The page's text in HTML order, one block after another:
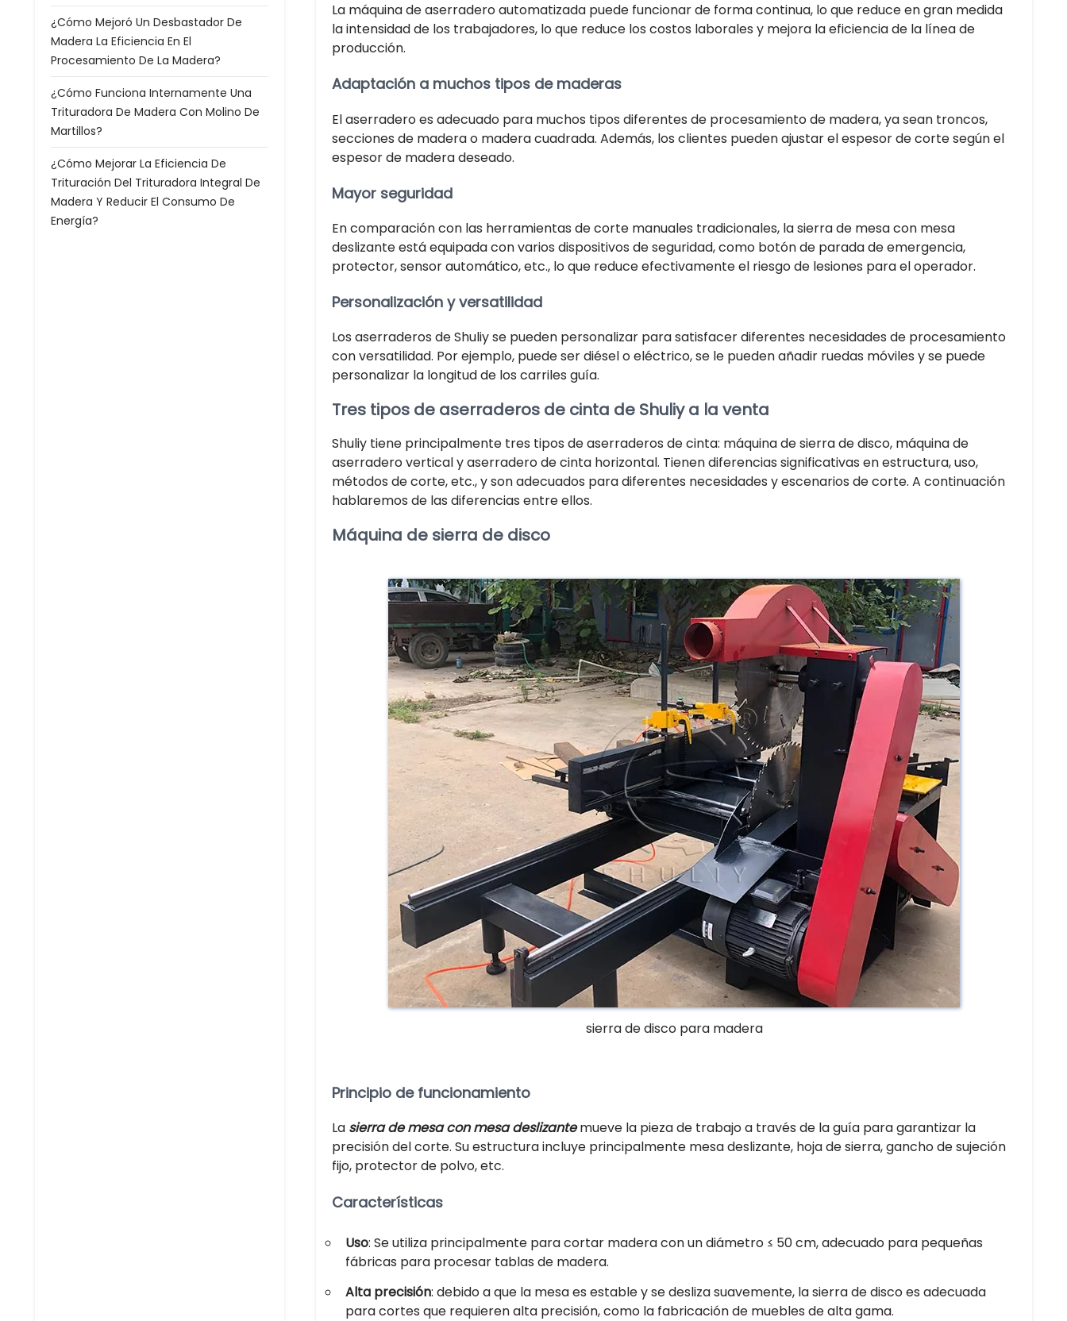
¿Cómo Mejoró Un Desbastador De
Madera La Eficiencia En El
Procesamiento De La Madera?
¿Cómo Funciona Internamente Una
Trituradora De Madera Con Molino De
Martillos?
¿Cómo Mejorar La Eficiencia De
Trituración Del Trituradora Integral De
Madera Y Reducir El Consumo De
Energía?
La máquina de aserradero automatizada puede funcionar de forma continua, lo que reduce en gran medida
la intensidad de los trabajadores, lo que reduce los costos laborales y mejora la eficiencia de la línea de
producción.
Adaptación a muchos tipos de maderas
El aserradero es adecuado para muchos tipos diferentes de procesamiento de madera, ya sean troncos,
secciones de madera o madera cuadrada. Además, los clientes pueden ajustar el espesor de corte según el
espesor de madera deseado.
Mayor seguridad
En comparación con las herramientas de corte manuales tradicionales, la sierra de mesa con mesa
deslizante está equipada con varios dispositivos de seguridad, como botón de parada de emergencia,
protector, sensor automático, etc., lo que reduce efectivamente el riesgo de lesiones para el operador.
Personalización y versatilidad
Los aserraderos de Shuliy se pueden personalizar para satisfacer diferentes necesidades de procesamiento
con versatilidad. Por ejemplo, puede ser diésel o eléctrico, se le pueden añadir ruedas móviles y se puede
personalizar la longitud de los carriles guía.
Tres tipos de aserraderos de cinta de Shuliy a la venta
​Shuliy tiene principalmente tres tipos de aserraderos de cinta: máquina de sierra de disco, máquina de
aserradero vertical y aserradero de cinta horizontal. Tienen diferencias significativas en estructura, uso,
métodos de corte, etc., y son adecuados para diferentes necesidades y escenarios de corte. A continuación
hablaremos de las diferencias entre ellos.
Máquina de sierra de disco
sierra de disco para madera
Principio de funcionamiento
La sierra de mesa con mesa deslizantemueve la pieza de trabajo a través de la guía para garantizar la
precisión del corte. Su estructura incluye principalmente mesa deslizante, hoja de sierra, gancho de sujeción
fijo, protector de polvo, etc.
Características
Uso: Se utiliza principalmente para cortar madera con un diámetro ≤ 50 cm, adecuado para pequeñas
fábricas para procesar tablas de madera.
Alta precisión: debido a que la mesa es estable y se desliza suavemente, la sierra de disco es adecuada
para cortes que requieren alta precisión, como la fabricación de muebles de alta gama.